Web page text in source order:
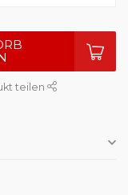
teilen